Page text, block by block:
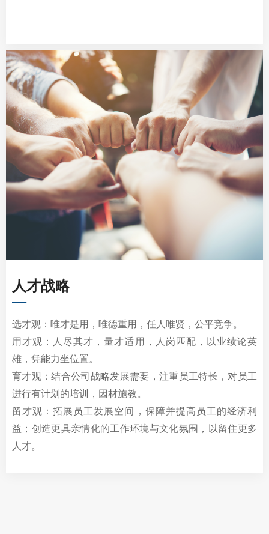
人才战略
—
选才观：唯才是用，唯德重用，任人唯贤，公平竞争。
用才观：人尽其才，量才适用，人岗匹配，以业绩论英
雄，凭能力坐位置。
育才观：结合公司战略发展需要，注重员工特长，对员工
进行有计划的培训，因材施教。
留才观：拓展员工发展空间，保障并提高员工的经济利
益；创造更具亲情化的工作环境与文化氛围，以留住更多
人才。